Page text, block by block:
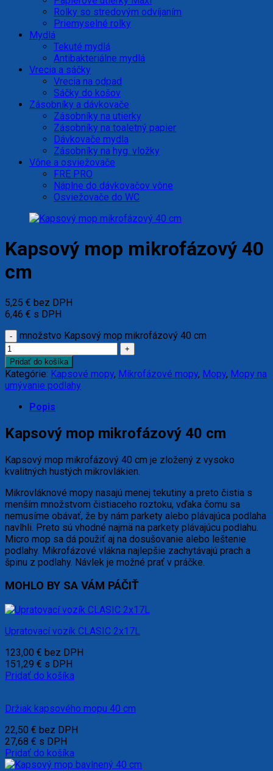
Rolky so stredovým odvíjaním
Priemyselné rolky
Mydlá
Tekuté mydlá
Antibakteriálne mydlá
Vrecia a sáčky
Vrecia na odpad
Sáčky do košov
Zásobníky a dávkovače
Zásobníky na utierky
Zásobníky na toaletný papier
Dávkovače mydla
Zásobníky na hyg. vložky
Vône a osviežovače
FRE PRO
Náplne do dávkovačov vône
Osviežovače do WC
Kapsový mop mikrofázový 40
cm
5,25 € bez DPH
6,46 € s DPH
množstvo Kapsový mop mikrofázový 40 cm
Pridať do košíka
Kategórie: Kapsové mopy, Mikrofázové mopy, Mopy, Mopy na
umývanie podlahy
Popis
Kapsový mop mikrofázový 40 cm
Kapsový mop mikrofázový 40 cm je zložený z vysoko
kvalitných hustých mikrovlákien.
Mikrovláknové mopy nasajú menej tekutiny a preto čistia s
menším množstvom čistiaceho roztoku, vďaka čomu sa
nemusíme obávať, že by nám parkety alebo plávajúca podlaha
navlhli. Preto sú vhodné najmä na parkety plávajúcu podlahu.
Micro mop sa dá použiť aj na dosušovanie alebo leštenie
podlahy. Mikrofázové vlákna najlepšie zachytávajú prach a
špinu z podlahy. Návlek je možné prať v práčke.
MOHLO BY SA VÁM PÁČIŤ
Upratovací vozík CLASIC 2x17L
123,00 € bez DPH
151,29 € s DPH
Pridať do košíka
Držiak kapsového mopu 40 cm
22,50 € bez DPH
27,68 € s DPH
Pridať do košíka